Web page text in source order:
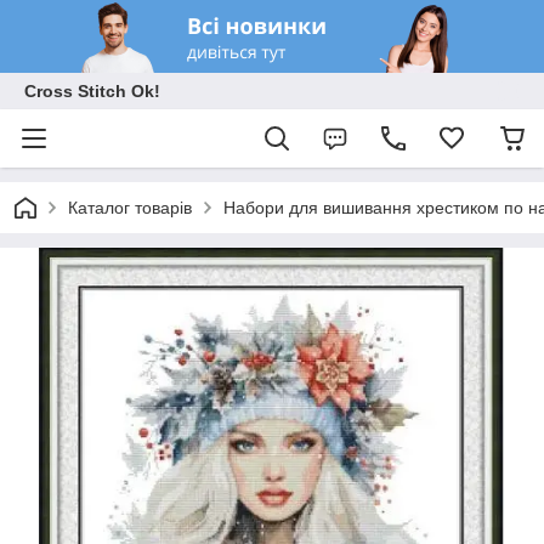
Cross Stitch Ok!
Каталог товарів Набори для вишивання хрестиком по